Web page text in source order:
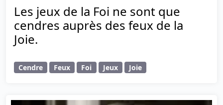
Les jeux de la Foi ne sont que
cendres auprès des feux de la
Joie.
Cendre Feux Foi Jeux Joie